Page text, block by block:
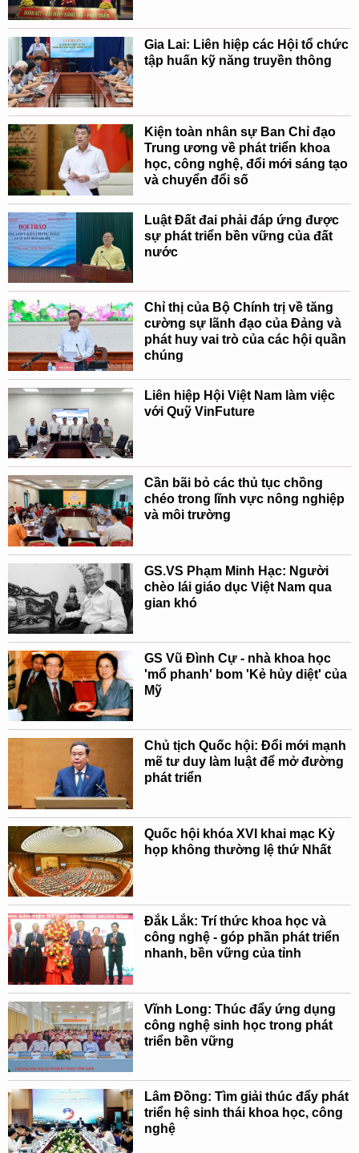
Gia Lai: Liên hiệp các Hội tổ chức
tập huấn kỹ năng truyền thông
Kiện toàn nhân sự Ban Chỉ đạo
Trung ương về phát triển khoa
học, công nghệ, đổi mới sáng tạo
và chuyển đổi số
Luật Đất đai phải đáp ứng được
sự phát triển bền vững của đất
nước
Chỉ thị của Bộ Chính trị về tăng
cường sự lãnh đạo của Đảng và
phát huy vai trò của các hội quần
chúng
Liên hiệp Hội Việt Nam làm việc
với Quỹ VinFuture
Cần bãi bỏ các thủ tục chồng
chéo trong lĩnh vực nông nghiệp
và môi trường
GS.VS Phạm Minh Hạc: Người
chèo lái giáo dục Việt Nam qua
gian khó
GS Vũ Đình Cự - nhà khoa học
'mổ phanh' bom 'Kẻ hủy diệt' của
Mỹ
Chủ tịch Quốc hội: Đổi mới mạnh
mẽ tư duy làm luật để mở đường
phát triển
Quốc hội khóa XVI khai mạc Kỳ
họp không thường lệ thứ Nhất
Đắk Lắk: Trí thức khoa học và
công nghệ - góp phần phát triển
nhanh, bền vững của tỉnh
Vĩnh Long: Thúc đẩy ứng dụng
công nghệ sinh học trong phát
triển bền vững
Lâm Đồng: Tìm giải thúc đẩy phát
triển hệ sinh thái khoa học, công
nghệ